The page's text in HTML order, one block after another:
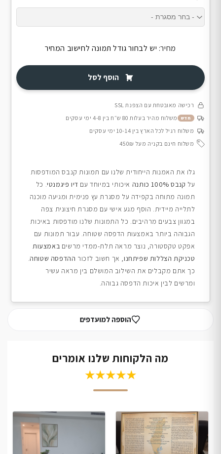
מחיר: יש לבחור גודל תמונה לחישוב המחיר
הוסף לסל
רכישה מאובטחת עם הצפנת SSL
חדש
משלוח מהיר בעלות 80 ש״ח בין 4-8 ימי עסקים
משלוח רגיל לכל הארץ בין 10-14 ימי עסקים
משלוח חינם בקניה מעל 450₪
גלו את האמנות הייחודית שלנו עם תמונות קנבס המודפסות
על קנבס 100% כותנה איכותי במיוחד עם דיו פיגמנטי. כל
תמונה מתוחה בקפידה על מסגרת עץ פנימית ומגיעה מוכנה
לתלייה מיידית. הוסף מגע אישי עם מסגרת חיצונית צפה
במגוון צבעים מרהיבים. כל התמונות שלנו מודפסות באיכות
הגבוהה ביותר באמצעות הדפסה שטוחה. עבור תמונות עם
אפקט טקסטורה, נוצר מראה תלת-ממדי מרשים באמצעות
טכניקת הצללות שפיתחנו, אך חשוב לזכור ההדפסה שטוחה.
כך אתם מקבלים את השילוב המושלם בין מראה עשיר
ומרשים לבין איכות הדפסה גבוהה.
הוספה למועדפים
מה הלקוחות שלנו אומרים
★★★★★